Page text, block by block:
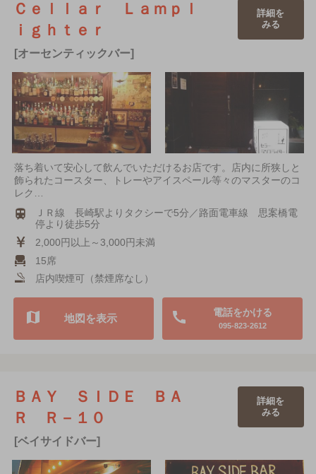
Ｃｅｌｌａｒ Ｌａｍｐｌ
ｉｇｈｔｅｒ
[オーセンティックバー]
詳細を
みる
落ち着いて安心して飲んでいただけるお店です。店内に所狭しと
飾られたコースター、トレーやアイスペール等々のマスターのコ
レク…
ＪＲ線 長崎駅よりタクシーで5分／路面電車線 思案橋電
停より徒歩5分
2,000円以上～3,000円未満
15席
店内喫煙可（禁煙席なし）
電話をかける
095-823-2612
地図を表示
ＢＡＹ ＳＩＤＥ ＢＡ
Ｒ Ｒ－１０
[ベイサイドバー]
詳細を
みる